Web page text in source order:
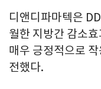
디앤디파마텍은
월한 지방간 감소
매우 긍정적으로
전했다.